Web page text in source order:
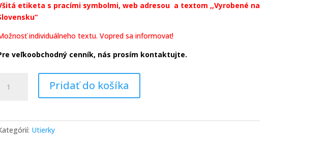
etiketa s pracími symbolmi, web adresou a textom ,,Vyrobené na
individuálneho textu. Vopred sa informovať!
veľkoobchodný cenník, nás prosím kontaktujte.
HAMAVISS
plameniak
Pridať do košíka
Utierky